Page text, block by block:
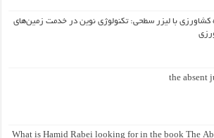
کشاورزی با لیزر سطحی: تکنولوژی نوین در خدمت زمین‌های
the absent
What is Hamid Rabei looking for in the book The